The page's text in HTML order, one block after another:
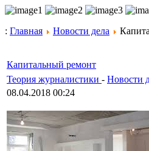
: Главная Новости дела
Капитальный ремонт
Теория журналистики - Новости
08.04.2018 00:24